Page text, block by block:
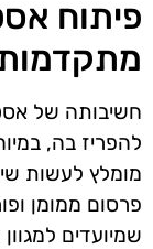
פיתוח
חשיבותה של
להפריז בה,
מומלץ לעשות
פרסום ממומן
שמיועדים